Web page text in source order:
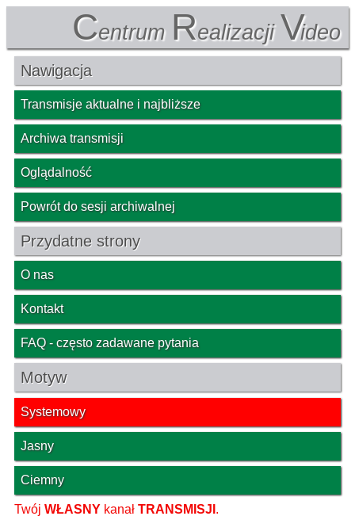
Centrum Realizacji Video
Nawigacja
Transmisje aktualne i najbliższe
Archiwa transmisji
Oglądalność
Powrót do sesji archiwalnej
Przydatne strony
O nas
Kontakt
FAQ - często zadawane pytania
Motyw
Systemowy
Jasny
Ciemny
Twój WŁASNY kanał TRANSMISJI .